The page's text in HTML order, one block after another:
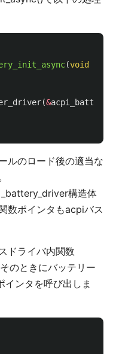
(void
(&
ルのロード後の適当な
構造体
数ポインタもacpiバス
ドライバ内関数
のときにバッテリー
ンタを呼び出しま